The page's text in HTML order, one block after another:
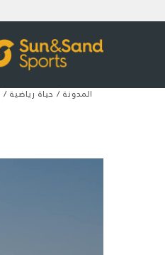
المدونة/ حياة رياضية/